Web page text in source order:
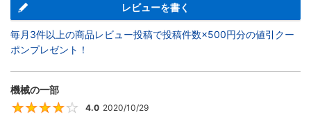
レビューを書く
毎月3件以上の商品レビュー投稿で投稿件数×500円分の値引クー
ポンプレゼント！
機械の一部
4
4.0 2020/10/29